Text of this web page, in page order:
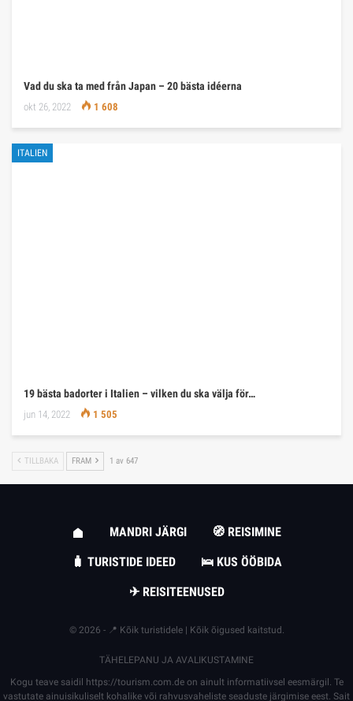
Vad du ska ta med från Japan – 20 bästa idéerna
okt 26, 2022 1 608
ITALIEN
19 bästa badorter i Italien – vilken du ska välja för…
jun 14, 2022 1 505
TILLBAKA FRAM 1 av 647
MANDRI JÄRGI
🧭 REISIMINE
🧳 TURISTIDE IDEED
🛌 KUS ÖÖBIDA
✈ REISITEENUSED
© 2026 - 📍 Kõik turistidele | Kõik õigused kaitstud.
TÄHELEPANU JA AVALIKUSTAMINE
Kogu teave saidil https://tourism.com.deon ainult informatiivsel eesmärgil. Te
vastutate ainuisikuliselt kohalike või rahvusvaheliste seaduste järgimise eest. Sait